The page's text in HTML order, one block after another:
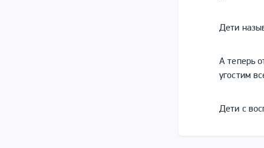
Дети
А теперь
угостим
Дети с